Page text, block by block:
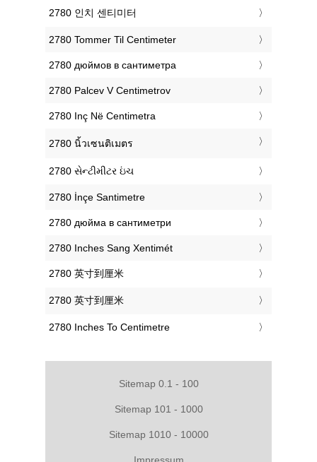
‎2780 인치 센티미터
‎2780 Tommer Til Centimeter
‎2780 дюймов в сантиметра
‎2780 Palcev V Centimetrov
‎2780 Inç Në Centimetra
‎2780 นิ้วเซนติเมตร
‎2780 સેન્ટીમીટર ઇંચ
‎2780 İnçe Santimetre
‎2780 дюйма в сантиметри
‎2780 Inches Sang Xentimét
‎2780 英寸到厘米
‎2780 英寸到厘米
‎2780 Inches To Centimetre
Sitemap 0.1 - 100
Sitemap 101 - 1000
Sitemap 1010 - 10000